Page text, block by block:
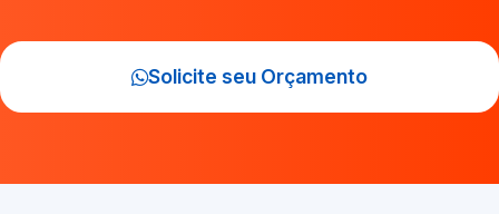
Solicite seu Orçamento